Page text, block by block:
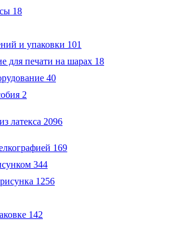
18
и упаковки 101
для печати на шарах 18
40
2
латекса 2096
169
344
1256
142